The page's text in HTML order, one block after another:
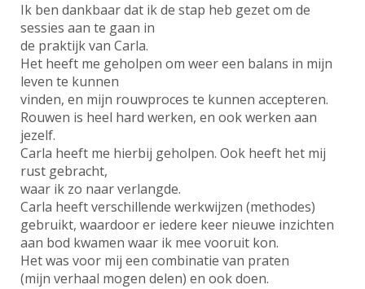
Ik ben dankbaar dat ik de stap heb gezet om de
sessies aan te gaan in
de praktijk van Carla.
Het heeft me geholpen om weer een balans in mijn
leven te kunnen
vinden, en mijn rouwproces te kunnen accepteren.
Rouwen is heel hard werken, en ook werken aan
jezelf.
Carla heeft me hierbij geholpen. Ook heeft het mij
rust gebracht,
waar ik zo naar verlangde.
Carla heeft verschillende werkwijzen (methodes)
gebruikt, waardoor er iedere keer nieuwe inzichten
aan bod kwamen waar ik mee vooruit kon.
Het was voor mij een combinatie van praten
(mijn verhaal mogen delen) en ook doen.